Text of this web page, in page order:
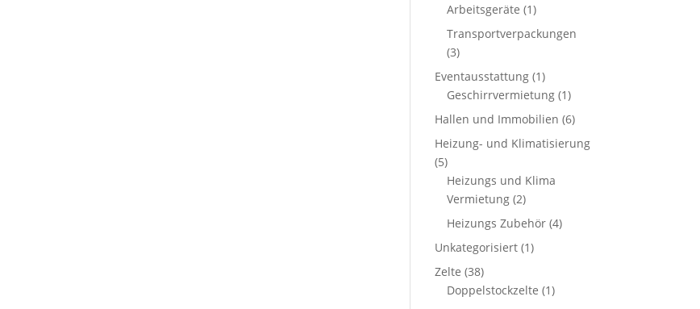
Arbeitsgeräte (1)
Transportverpackungen
(3)
Eventausstattung (1)
Geschirrvermietung (1)
Hallen und Immobilien (6)
Heizung- und Klimatisierung
(5)
Heizungs und Klima
Vermietung (2)
Heizungs Zubehör (4)
Unkategorisiert (1)
Zelte (38)
Doppelstockzelte (1)